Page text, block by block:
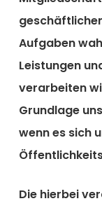
Aufgaben
Leistungen
verarbeiten
Grundlage
wenn es sich
Die hierbei